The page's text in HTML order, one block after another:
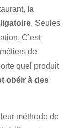
la
. Seules
C’est
de
quel produit
obéir à des
méthode de